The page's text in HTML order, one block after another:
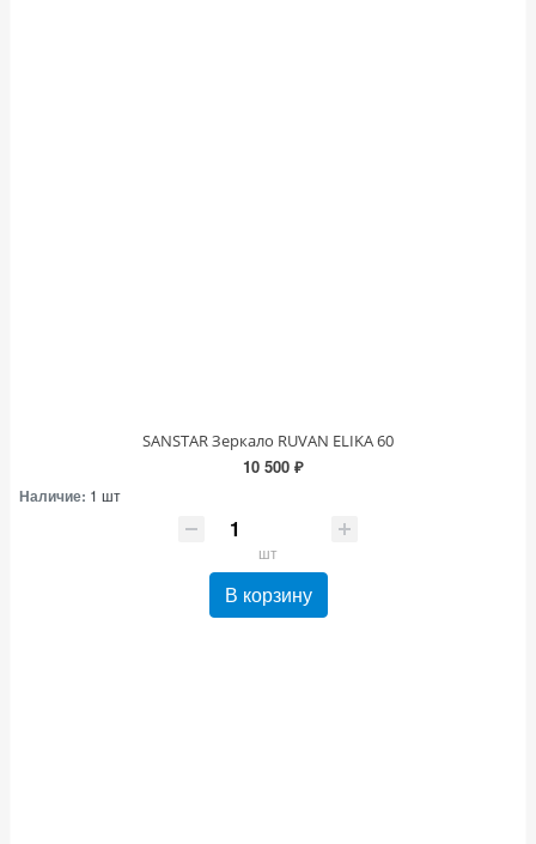
SANSTAR Зеркало RUVAN ELIKA 60
10 500 ₽
Наличие: 1 шт
шт
В корзину